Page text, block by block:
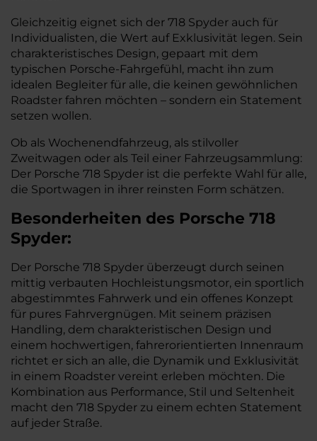
Gleichzeitig eignet sich der 718 Spyder auch für
Individualisten, die Wert auf Exklusivität legen. Sein
charakteristisches Design, gepaart mit dem
typischen Porsche-Fahrgefühl, macht ihn zum
idealen Begleiter für alle, die keinen gewöhnlichen
Roadster fahren möchten – sondern ein Statement
setzen wollen.
Ob als Wochenendfahrzeug, als stilvoller
Zweitwagen oder als Teil einer Fahrzeugsammlung:
Der Porsche 718 Spyder ist die perfekte Wahl für alle,
die Sportwagen in ihrer reinsten Form schätzen.
Besonderheiten des Porsche 718
Spyder:
Der Porsche 718 Spyder überzeugt durch seinen
mittig verbauten Hochleistungsmotor, ein sportlich
abgestimmtes Fahrwerk und ein offenes Konzept
für pures Fahrvergnügen. Mit seinem präzisen
Handling, dem charakteristischen Design und
einem hochwertigen, fahrerorientierten Innenraum
richtet er sich an alle, die Dynamik und Exklusivität
in einem Roadster vereint erleben möchten. Die
Kombination aus Performance, Stil und Seltenheit
macht den 718 Spyder zu einem echten Statement
auf jeder Straße.